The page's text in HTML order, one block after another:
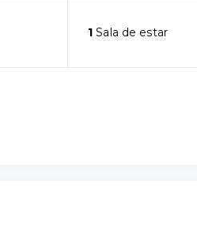
1 Sala de estar